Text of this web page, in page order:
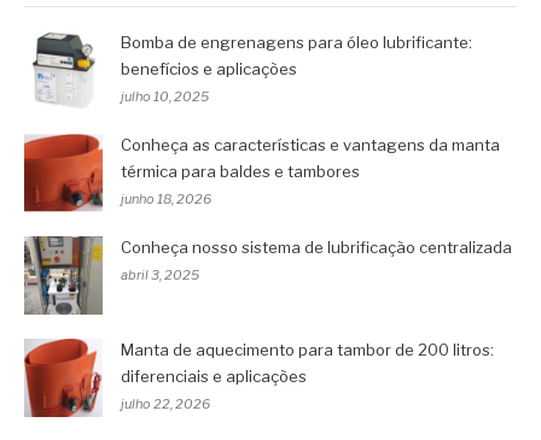
Bomba de engrenagens para óleo lubrificante:
benefícios e aplicações
julho 10, 2025
Conheça as características e vantagens da manta
térmica para baldes e tambores
junho 18, 2026
Conheça nosso sistema de lubrificação centralizada
abril 3, 2025
Manta de aquecimento para tambor de 200 litros:
diferenciais e aplicações
julho 22, 2026